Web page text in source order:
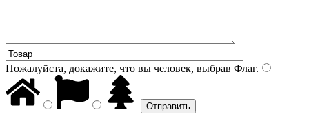
Пожалуйста, докажите, что вы человек, выбрав Флаг.